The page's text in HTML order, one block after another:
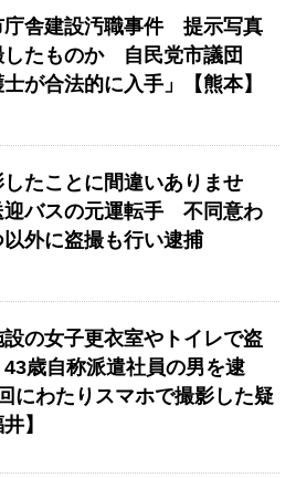
庁舎建設汚職事件 提示写真
したものか 自民党市議団
士が合法的に入手」【熊本】
したことに間違いありませ
迎バスの元運転手 不同意わ
以外に盗撮も行い逮捕
設の女子更衣室やトイレで盗
歳自称派遣社員の男を逮
わたりスマホで撮影した疑
】